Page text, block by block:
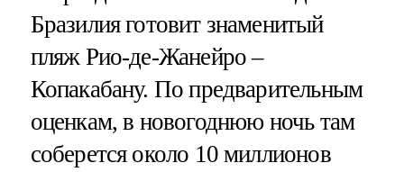
Бразилия готовит знаменитый
пляж Рио-де-Жанейро –
Копакабану. По предварительным
оценкам, в новогоднюю ночь там
соберется около 10 миллионов